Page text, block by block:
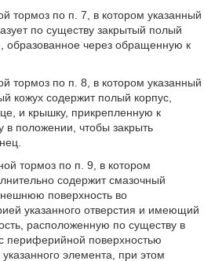
тормоз по п. 7, в котором указанный
по существу закрытый полый
образованное через обращенную к
тормоз по п. 8, в котором указанный
кожух содержит полый корпус,
и крышку, прикрепленную к
в положении, чтобы закрыть
тормоз по п. 9, в котором
содержит смазочный
поверхность во
указанного отверстия и имеющий
расположенную по существу в
периферийной поверхностью
указанного элемента, при этом